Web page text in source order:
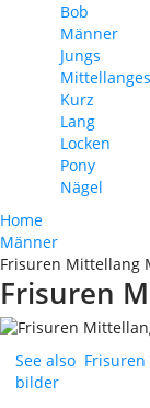
Bob
Männer
Jungs
Mittellanges
Kurz
Lang
Locken
Pony
Nägel
Home
Männer
Frisuren Mittellang
Frisuren
See also
bilder